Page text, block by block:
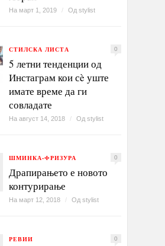
На март 1, 2019 / Од stylist
СТИЛСКА ЛИСТА 0
5 летни тенденции од
Инстаграм кои сè уште
имате време да ги
совладате
На август 14, 2018 / Од stylist
ШМИНКА-ФРИЗУРА 0
Драпирањето е новото
контурирање
На март 12, 2018 / Од stylist
РЕВИИ 0